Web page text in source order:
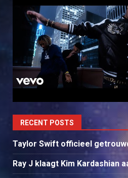
RECENT POSTS
Taylor Swift officieel
Ray J klaagt Kim Kardashian